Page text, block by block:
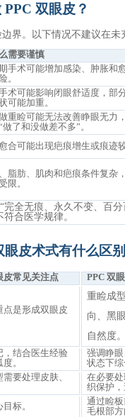
PPC 双眼皮？
界。以下情况不建议在未
需要谨慎
手术可能增加感染、肿胀和
。
术可能影响闭眼舒适度，部
可能加重。
重睑可能无法改善睁眼无力
做了和没做差不多”。
合可能出现疤痕增生或痕迹较
脂肪、肌肉和疤痕条件复杂
限。
“完全无痕、永久不变、百分
符合医学规律。
皮术式有什么区
皮常见关注点 PPC 双
点是形成双眼皮
重睑成
向、黑
自然度。
，结合医生经验
。
强调睁
状态下综
要处理皮肤、
在必要
织保护，
标。
通过睑
毛根部方